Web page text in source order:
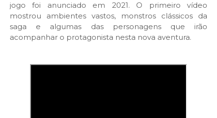
jogo foi anunciado em 2021. O primeiro vídeo
mostrou ambientes vastos, monstros clássicos da
saga e algumas das personagens que irão
acompanhar o protagonista nesta nova aventura.